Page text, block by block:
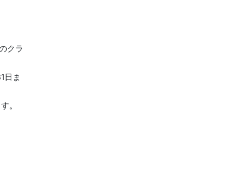
クラ
日ま
。